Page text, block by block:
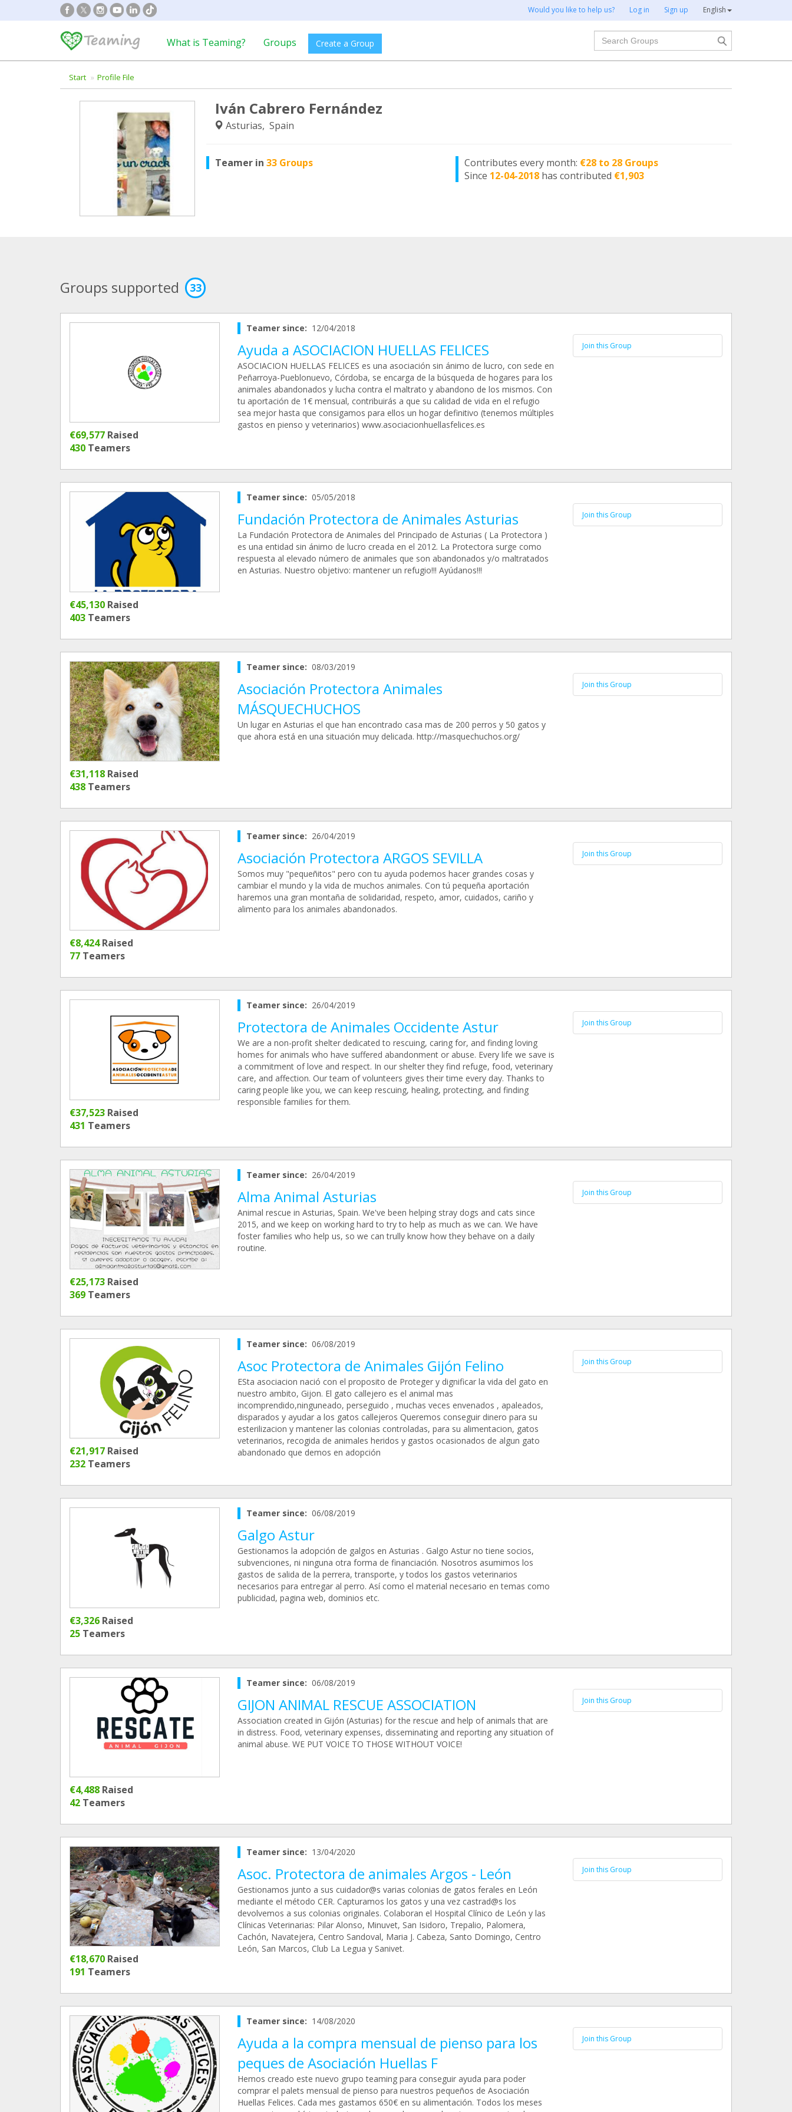
Would you like to help us? Log in Sign up English
What is Teaming? Groups Create a Group
Search
Start Profile File
Iván Cabrero Fernández
Asturias, Spain
Teamer in 33 Groups Contributes every month: €28 to 28 Groups
Since 12-04-2018 has contributed €1,903
Groups supported 33
€69,577 Raised
430 Teamers
Teamer since: 12/04/2018
Ayuda a ASOCIACION HUELLAS FELICES
ASOCIACION HUELLAS FELICES es una asociación sin ánimo de lucro, con sede en
Peñarroya-Pueblonuevo, Córdoba, se encarga de la búsqueda de hogares para los
animales abandonados y lucha contra el maltrato y abandono de los mismos. Con
tu aportación de 1€ mensual, contribuirás a que su calidad de vida en el refugio
sea mejor hasta que consigamos para ellos un hogar definitivo (tenemos múltiples
gastos en pienso y veterinarios) www.asociacionhuellasfelices.es
Join this Group
€45,130 Raised
403 Teamers
Teamer since: 05/05/2018
Fundación Protectora de Animales Asturias
La Fundación Protectora de Animales del Principado de Asturias ( La Protectora )
es una entidad sin ánimo de lucro creada en el 2012. La Protectora surge como
respuesta al elevado número de animales que son abandonados y/o maltratados
en Asturias. Nuestro objetivo: mantener un refugio!!! Ayúdanos!!!
Join this Group
€31,118 Raised
438 Teamers
Teamer since: 08/03/2019
Asociación Protectora Animales
MÁSQUECHUCHOS
Un lugar en Asturias el que han encontrado casa mas de 200 perros y 50 gatos y
que ahora está en una situación muy delicada. http://masquechuchos.org/
Join this Group
€8,424Raised
77 Teamers
Teamer since: 26/04/2019
Asociación Protectora ARGOS SEVILLA
Somos muy "pequeñitos" pero con tu ayuda podemos hacer grandes cosas y
cambiar el mundo y la vida de muchos animales. Con tú pequeña aportación
haremos una gran montaña de solidaridad, respeto, amor, cuidados, cariño y
alimento para los animales abandonados.
Join this Group
€37,523 Raised
431 Teamers
Teamer since: 26/04/2019
Protectora de Animales Occidente Astur
We are a non-profit shelter dedicated to rescuing, caring for, and finding loving
homes for animals who have suffered abandonment or abuse. Every life we save is
a commitment of love and respect. In our shelter they find refuge, food, veterinary
care, and affection. Our team of volunteers gives their time every day. Thanks to
caring people like you, we can keep rescuing, healing, protecting, and finding
responsible families for them.
Join this Group
€25,173 Raised
369 Teamers
Teamer since: 26/04/2019
Alma Animal Asturias
Animal rescue in Asturias, Spain. We've been helping stray dogs and cats since
2015, and we keep on working hard to try to help as much as we can. We have
foster families who help us, so we can trully know how they behave on a daily
routine.
Join this Group
€21,917 Raised
232 Teamers
Teamer since: 06/08/2019
Asoc Protectora de Animales Gijón Felino
ESta asociacion nació con el proposito de Proteger y dignificar la vida del gato en
nuestro ambito, Gijon. El gato callejero es el animal mas
incomprendido,ninguneado, perseguido , muchas veces envenados , apaleados,
disparados y ayudar a los gatos callejeros Queremos conseguir dinero para su
esterilizacion y mantener las colonias controladas, para su alimentacion, gatos
veterinarios, recogida de animales heridos y gastos ocasionados de algun gato
abandonado que demos en adopción
Join this Group
€3,326 Raised
25 Teamers
Teamer since: 06/08/2019
Galgo Astur
Gestionamos la adopción de galgos en Asturias . Galgo Astur no tiene socios,
subvenciones, ni ninguna otra forma de financiación. Nosotros asumimos los
gastos de salida de la perrera, transporte, y todos los gastos veterinarios
necesarios para entregar al perro. Así como el material necesario en temas como
publicidad, pagina web, dominios etc.
€4,488 Raised
42 Teamers
Teamer since: 06/08/2019
GIJON ANIMAL RESCUE ASSOCIATION
Association created in Gijón (Asturias) for the rescue and help of animals that are
in distress. Food, veterinary expenses, disseminating and reporting any situation of
animal abuse. WE PUT VOICE TO THOSE WITHOUT VOICE!
Join this Group
€18,670 Raised
191 Teamers
Teamer since: 13/04/2020
Asoc. Protectora de animales Argos - León
Gestionamos junto a sus cuidador@s varias colonias de gatos ferales en León
mediante el método CER. Capturamos los gatos y una vez castrad@s los
devolvemos a sus colonias originales. Colaboran el Hospital Clínico de León y las
Clínicas Veterinarias: Pilar Alonso, Minuvet, San Isidoro, Trepalio, Palomera,
Cachón, Navatejera, Centro Sandoval, Maria J. Cabeza, Santo Domingo, Centro
León, San Marcos, Club La Legua y Sanivet.
Join this Group
Teamer since: 14/08/2020
Ayuda a la compra mensual de pienso para los
peques de Asociación Huellas F
Hemos creado este nuevo grupo teaming para conseguir ayuda para poder
comprar el palets mensual de pienso para nuestros pequeños de Asociación
Huellas Felices. Cada mes gastamos 650€ en su alimentación. Todos los meses
Join this Group